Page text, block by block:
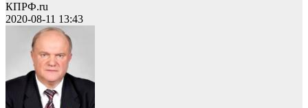
КПРФ.ru
2020-08-11 13:43